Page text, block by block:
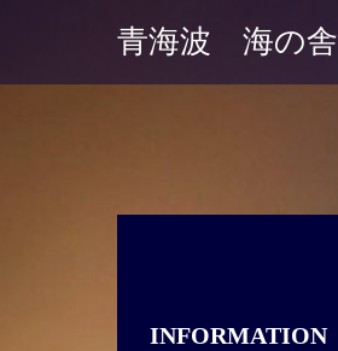
青海波 海の舎
INFORMATION